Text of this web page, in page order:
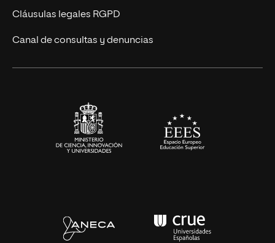
UNIR Revista
Eventos
Cláusulas legales RGPD
Canal de consultas y denuncias